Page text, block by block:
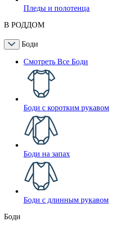
Пледы и полотенца
В РОДДОМ
Боди
Смотреть Все Боди
Боди с коротким рукавом
Боди на запах
Боди с длинным рукавом
Боди